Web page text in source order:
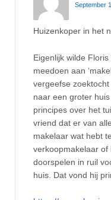
September
Huizenkoper in het
Eigenlijk wilde
meedoen aan
vergeefse
naar een groter
principes over het
vriend dat er van
makelaar wat hebt
verkoopmakelaar of
doorspelen in ruil
huis. Dat vond hij